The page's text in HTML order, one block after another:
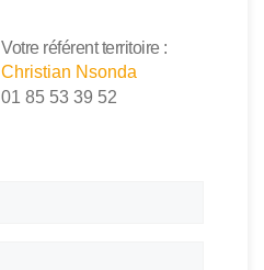
Votre référent territoire :
Christian Nsonda
01 85 53 39 52